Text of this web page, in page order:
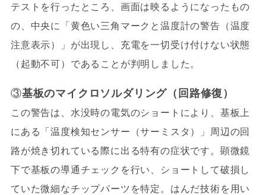
テストを行ったところ、画面は映るようになったもの
の、中央に「黄色い三角マークと温度計の警告（温度
注意表示）」が出現し、充電を一切受け付けない状態
（起動不可）であることが判明しました。
③基板のマイクロソルダリング（回路修復）
この警告は、水没時の電気のショートにより、基板上
にある「温度検知センサー（サーミスタ）」周辺の回
路が焼き切れている際に出る特有の症状です。顕微鏡
下で基板の導通チェックを行い、ショートして破損し
ていた微細なチップパーツを特定。はんだ技術を用い